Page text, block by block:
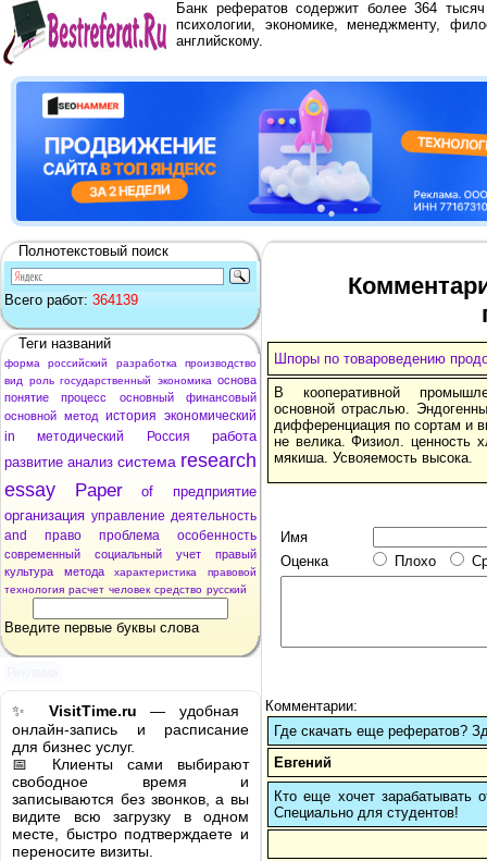
Банк рефератов содержит более 364
психологии, экономике, менеджменту,
английскому.
Полнотекстовый поиск
Всего работ: 364139
Теги названий
форма российский разработка
производство
вид
роль государственный экономика основа
понятие
процесс основный
финансовый
основной метод история экономический
in
методический Россия
работа
развитие анализ система research
essay
Paper of
предприятие
организация управление деятельность
and
право проблема особенность
современный социальный учет
правый
культура
метода характеристика
правовой
технология расчет человек средство русский
Введите первые буквы слова
✨ VisitTime.ru — удобная
онлайн-запись и расписание
для бизнес услуг.
📅 Клиенты сами выбирают
свободное время и
записываются без звонков, а вы
видите всю загрузку в одном
месте, быстро подтверждаете и
переносите визиты.
Шпоры по товароведению
В кооперативной
основной отраслью.
дифференциация по сортам и
не велика. Физиол. ценность
мякиша. Усвояемость высока.
Имя
Оценка
Плохо
Комментарии:
Где скачать еще рефератов?
Евгений
Кто еще хочет зарабатывать
Cпециально для студентов!